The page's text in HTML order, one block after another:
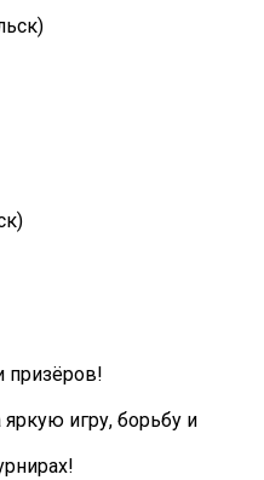
призёров!
игру, борьбу и